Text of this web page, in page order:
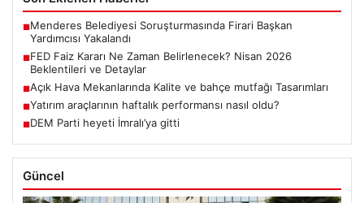
■Menderes Belediyesi Soruşturmasında Firari Başkan
Yardımcısı Yakalandı
■FED Faiz Kararı Ne Zaman Belirlenecek? Nisan 2026
Beklentileri ve Detaylar
■Açık Hava Mekanlarında Kalite ve bahçe mutfağı Tasarımları
■Yatırım araçlarının haftalık performansı nasıl oldu?
■DEM Parti heyeti İmralı’ya gitti
Güncel